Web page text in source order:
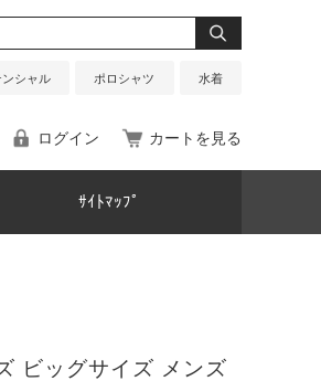
ンシャル ポロシャツ 水着
ログイン カートを見る
ｻｲﾄﾏｯﾌﾟ
ビッグサイズ メンズ